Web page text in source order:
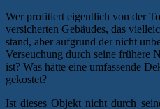
Wer profitiert eigentlich von der
versicherten Gebäudes, das
stand, aber aufgrund der nicht
Verseuchung durch seine frühere
ist? Was hätte eine umfassende
gekostet?
Ist dieses Objekt nicht durch